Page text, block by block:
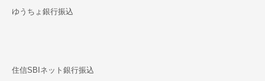
ゆうちょ銀行振込
住信SBIネット銀行振込